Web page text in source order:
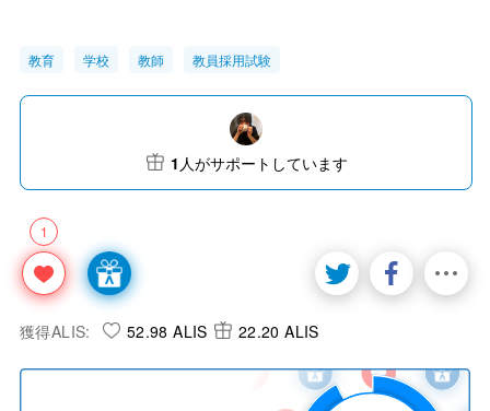
教育 学校 教師 教員採用試験
1
1 人がサポートしています
獲得ALIS: 52.98 ALIS 22.20 ALIS